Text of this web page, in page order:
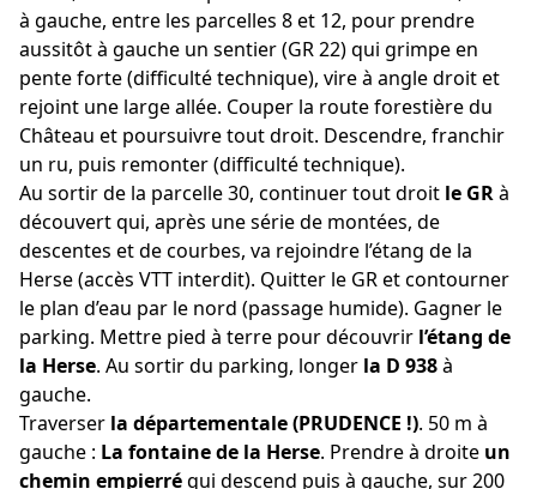
à gauche, entre les parcelles 8 et 12, pour prendre
aussitôt à gauche un sentier (GR 22) qui grimpe en
pente forte (difficulté technique), vire à angle droit et
rejoint une large allée. Couper la route forestière du
Château et poursuivre tout droit. Descendre, franchir
un ru, puis remonter (difficulté technique).
Au sortir de la parcelle 30, continuer tout droit le GRà
découvert qui, après une série de montées, de
descentes et de courbes, va rejoindre l’étang de la
Herse (accès VTT interdit). Quitter le GR et contourner
le plan d’eau par le nord (passage humide). Gagner le
parking. Mettre pied à terre pour découvrir l’étang de
la Herse. Au sortir du parking, longer la D 938à
gauche.
Traverser la départementale (PRUDENCE !). 50 m à
gauche : La fontaine de la Herse. Prendre à droite un
chemin empierréqui descend puis à gauche, sur 200